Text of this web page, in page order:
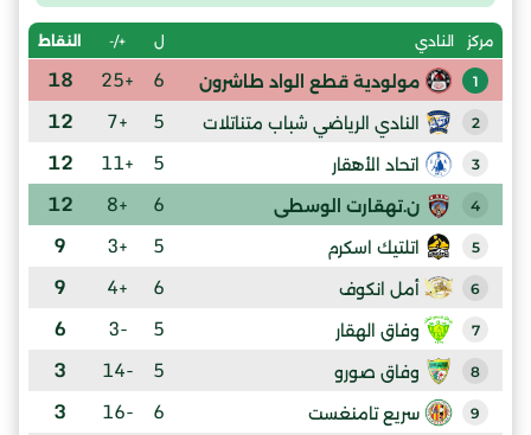
مركز النادي ل +/- النقاط
1 مولودية قطع الواد طاشرون 6
+25
18
2 النادي الرياضي شباب متناتلات 5
+7
12
3 اتحاد الأهقار 5
+11
12
4 ن.تهقارت الوسطى 6
+8
12
5 اتلتيك اسكرم 5
+3
9
6 أمل انكوف 6
+4
9
7 وفاق الهقار 5
-3
6
8 وفاق صورو 5
-14
3
9 سريع تامنغست 6
-16
3